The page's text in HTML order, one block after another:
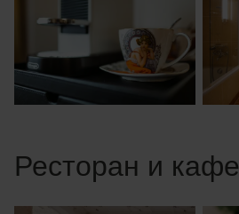
Ресторан и кафе